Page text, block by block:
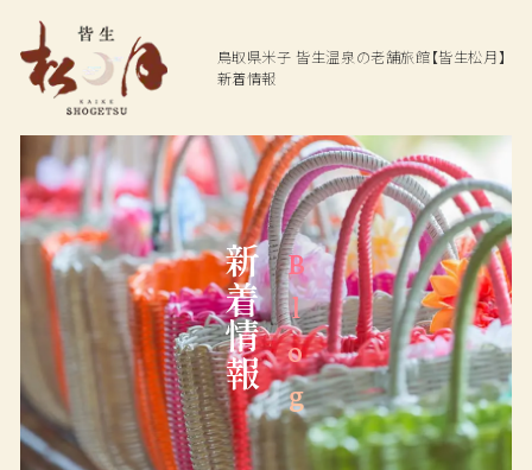
鳥取県米子皆生温泉の老舗旅館【皆生松月】
新着情報
Top
Hot spring
温泉
Dining
お料理
Rooms
ご宿泊客室
Facilities
館内施設
Access
交通アクセス
Plan
プラン一覧
新着情報Blog